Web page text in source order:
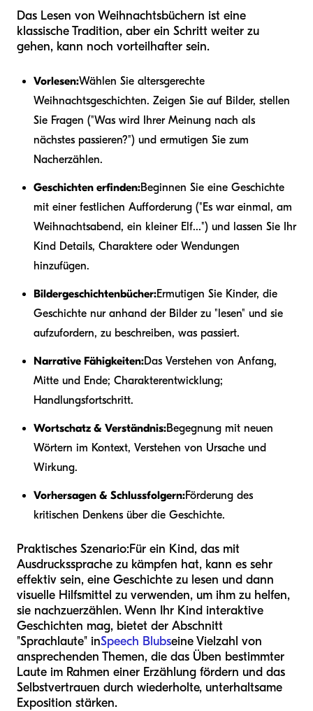
Das Lesen von Weihnachtsbüchern ist eine
klassische Tradition, aber ein Schritt weiter zu
gehen, kann noch vorteilhafter sein.
Vorlesen:Wählen Sie altersgerechte
Weihnachtsgeschichten. Zeigen Sie auf Bilder, stellen
Sie Fragen ("Was wird Ihrer Meinung nach als
nächstes passieren?") und ermutigen Sie zum
Nacherzählen.
Geschichten erfinden:Beginnen Sie eine Geschichte
mit einer festlichen Aufforderung ("Es war einmal, am
Weihnachtsabend, ein kleiner Elf...") und lassen Sie Ihr
Kind Details, Charaktere oder Wendungen
hinzufügen.
Bildergeschichtenbücher:Ermutigen Sie Kinder, die
Geschichte nur anhand der Bilder zu "lesen" und sie
aufzufordern, zu beschreiben, was passiert.
Narrative Fähigkeiten:Das Verstehen von Anfang,
Mitte und Ende; Charakterentwicklung;
Handlungsfortschritt.
Wortschatz & Verständnis:Begegnung mit neuen
Wörtern im Kontext, Verstehen von Ursache und
Wirkung.
Vorhersagen & Schlussfolgern:Förderung des
kritischen Denkens über die Geschichte.
Praktisches Szenario:Für ein Kind, das mit
Ausdruckssprache zu kämpfen hat, kann es sehr
effektiv sein, eine Geschichte zu lesen und dann
visuelle Hilfsmittel zu verwenden, um ihm zu helfen,
sie nachzuerzählen. Wenn Ihr Kind interaktive
Geschichten mag, bietet der Abschnitt
"Sprachlaute" inSpeech Blubseine Vielzahl von
ansprechenden Themen, die das Üben bestimmter
Laute im Rahmen einer Erzählung fördern und das
Selbstvertrauen durch wiederholte, unterhaltsame
Exposition stärken.